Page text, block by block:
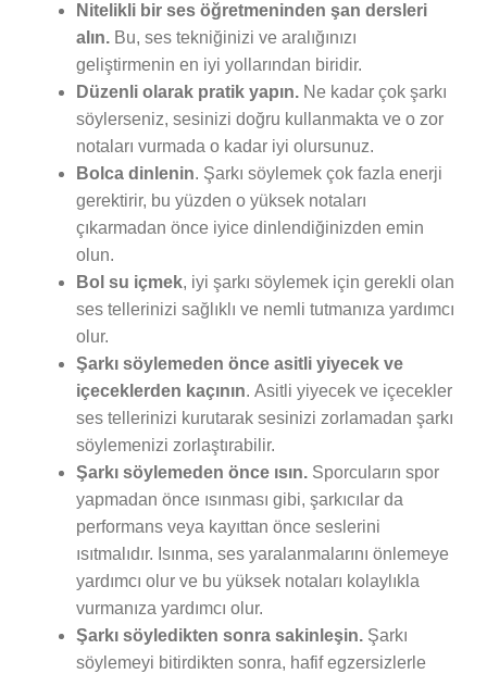
Nitelikli bir ses öğretmeninden şan dersleri
alın. Bu, ses tekniğinizi ve aralığınızı
geliştirmenin en iyi yollarından biridir.
Düzenli olarak pratik yapın. Ne kadar çok şarkı
söylerseniz, sesinizi doğru kullanmakta ve o zor
notaları vurmada o kadar iyi olursunuz.
Bolca dinlenin. Şarkı söylemek çok fazla enerji
gerektirir, bu yüzden o yüksek notaları
çıkarmadan önce iyice dinlendiğinizden emin
olun.
Bol su içmek, iyi şarkı söylemek için gerekli olan
ses tellerinizi sağlıklı ve nemli tutmanıza yardımcı
olur.
Şarkı söylemeden önce asitli yiyecek ve
içeceklerden kaçının. Asitli yiyecek ve içecekler
ses tellerinizi kurutarak sesinizi zorlamadan şarkı
söylemenizi zorlaştırabilir.
Şarkı söylemeden önce ısın. Sporcuların spor
yapmadan önce ısınması gibi, şarkıcılar da
performans veya kayıttan önce seslerini
ısıtmalıdır. Isınma, ses yaralanmalarını önlemeye
yardımcı olur ve bu yüksek notaları kolaylıkla
vurmanıza yardımcı olur.
Şarkı söyledikten sonra sakinleşin. Şarkı
söylemeyi bitirdikten sonra, hafif egzersizlerle